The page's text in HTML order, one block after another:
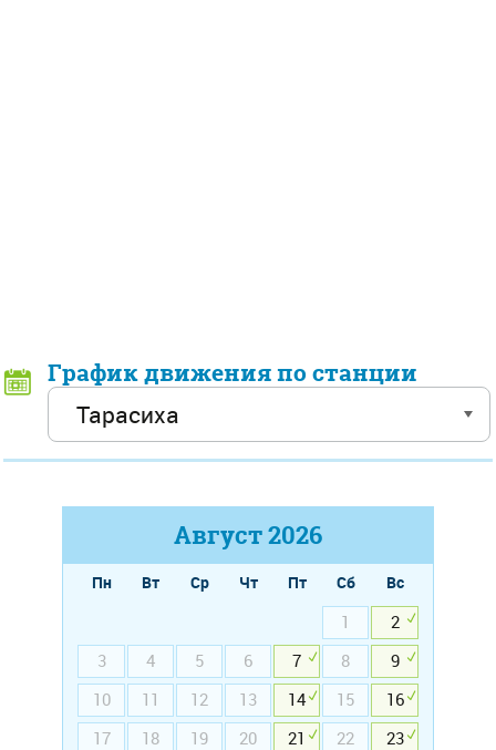
График движения по станции
Август2026
Пн Вт Ср Чт Пт Сб
Вс
1
2
3
4 5 6 7 8
9
10
11 12 13 14 15
16
17
18 19 20 21 22
23